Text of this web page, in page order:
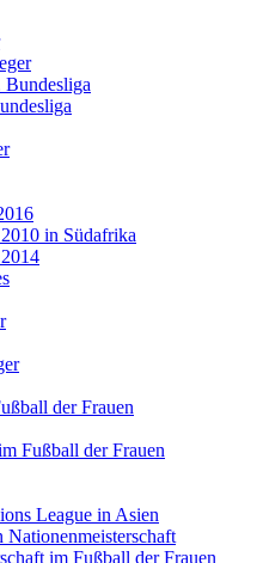
Bundesliga
in Südafrika
der Frauen
Fußball der Frauen
League in Asien
im Fußball der Frauen